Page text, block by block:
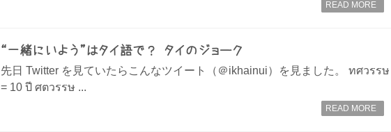
READ MORE
“一緒にいよう”はタイ語で？−タイのジョーク
先日 Twitter を見ていたらこんなツイート（＠ikhainui）を見ました。 ทศวรรษ
= 10 ปี ศตวรรษ ...
READ MORE